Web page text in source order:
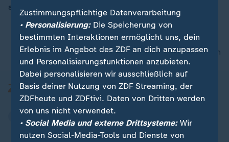
so das Statistische Bundesamt.
nach oben
Zustimmungspflichtige Datenverarbeitung
• Personalisierung:Die Speicherung von
bestimmten Interaktionen ermöglicht uns, dein
Erlebnis im Angebot des ZDF an dich anzupassen
und Personalisierungsfunktionen anzubieten.
Dabei personalisieren wir ausschließlich auf
Basis deiner Nutzung von ZDF Streaming, der
ZDFheute und ZDFtivi. Daten von Dritten werden
von uns nicht verwendet.
• Social Media und externe Drittsysteme:Wir
nutzen Social-Media-Tools und Dienste von